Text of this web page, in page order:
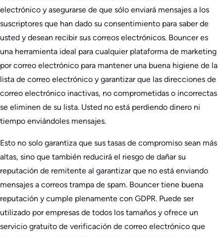
electrónico y asegurarse de que sólo enviará mensajes a los
suscriptores que han dado su consentimiento para saber de
usted y desean recibir sus correos electrónicos. Bouncer es
una herramienta ideal para cualquier plataforma de marketing
por correo electrónico para mantener una buena higiene de la
lista de correo electrónico y garantizar que las direcciones de
correo electrónico inactivas, no comprometidas o incorrectas
se eliminen de su lista. Usted no está perdiendo dinero ni
tiempo enviándoles mensajes.
Esto no solo garantiza que sus tasas de compromiso sean más
altas, sino que también reducirá el riesgo de dañar su
reputación de remitente al garantizar que no está enviando
mensajes a correos trampa de spam. Bouncer tiene buena
reputación y cumple plenamente con GDPR. Puede ser
utilizado por empresas de todos los tamaños y ofrece un
servicio gratuito de verificación de correo electrónico que